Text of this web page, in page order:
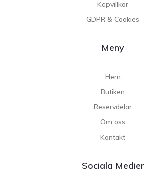
Köpvillkor
GDPR & Cookies
Meny
Hem
Butiken
Reservdelar
Om oss
Kontakt
Sociala Medier